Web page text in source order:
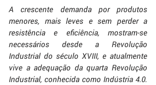
A crescente demanda por produtos
menores, mais leves e sem perder a
resistência e eficiência, mostram-se
necessários desde a Revolução
Industrial do século XVIII, e atualmente
vive a adequação da quarta Revolução
Industrial, conhecida como Indústria 4.0.